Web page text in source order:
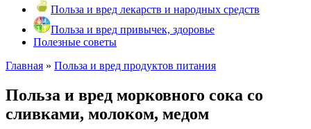
Польза и вред лекарств и народных средств
Польза и вред привычек, здоровье
Полезные советы
Главная » Польза и вред продуктов питания
Польза и вред морковного сока со
сливками, молоком, медом